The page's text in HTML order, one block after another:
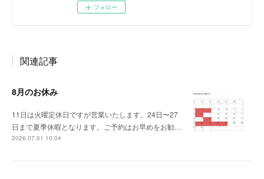
フォロー
関連記事
8月のお休み
11日は火曜定休日ですが営業いたします。24日〜27
日まで夏季休暇となります。ご予約はお早めをお勧…
2026.07.01 10:04